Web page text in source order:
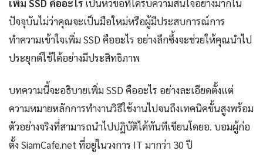
เพิ่ม SSD คืออะไร เป็นหัวข้อที่ได้รับความสนใจอย่างมากใน
ปัจจุบันไม่ว่าคุณจะเป็นมือใหม่หรือผู้มีประสบการณ์การ
ทำความเข้าใจเพิ่ม SSD คืออะไร อย่างลึกซึ้งจะช่วยให้คุณนำไป
ประยุกต์ใช้ได้อย่างมีประสิทธิภาพ
บทความนี้จะอธิบายเพิ่ม SSD คืออะไร อย่างละเอียดตั้งแต่
ความหมายหลักการทำงานวิธีใช้งานไปจนถึงเทคนิคขั้นสูงพร้อม
ตัวอย่างจริงที่สามารถนำไปปฏิบัติได้ทันทีเขียนโดยอ. บอมผู้ก่อ
ตั้ง SiamCafe.net ที่อยู่ในวงการ IT มากว่า 30 ปี